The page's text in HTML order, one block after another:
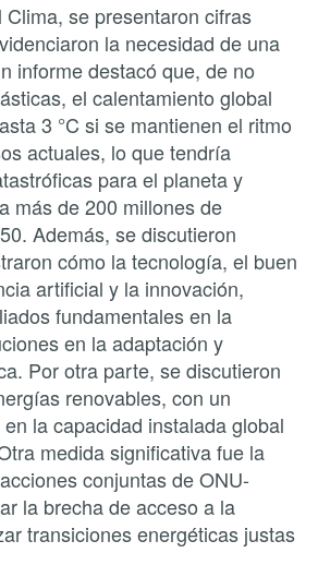
se presentaron cifras
la necesidad de una
informe destacó que, de no
el calentamiento global
3 °C si se mantienen el ritmo
actuales, lo que tendría
para el planeta y
más de 200 millones de
Además, se discutieron
cómo la tecnología, el buen
artificial y la innovación,
fundamentales en la
en la adaptación y
Por otra parte, se discutieron
renovables, con un
la capacidad instalada global
medida significativa fue la
conjuntas de ONU-
la brecha de acceso a la
transiciones energéticas justas